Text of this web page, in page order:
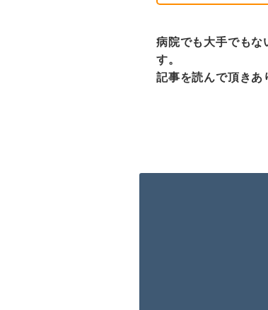
病院でも大手でも
す。
記事を読んで頂きあ